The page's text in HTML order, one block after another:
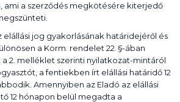
ami a szerződés megkötésére kiterjedő
elállási jog gyakorlásának határidejéről és
a Korm. rendelet 22. §-ában
2. melléklet szerinti nyilatkozat-mintáról
a fentiekben írt elállási határidő 12
Amennyiben az Eladó az elállási
12 hónapon belül megadta a